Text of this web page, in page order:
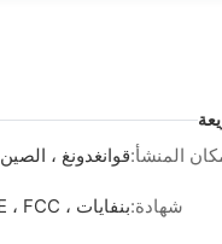
المنشأ:قوانغدونغ ، الصين
شهادة:بنفايات ، CE ، FCC ، إلخ